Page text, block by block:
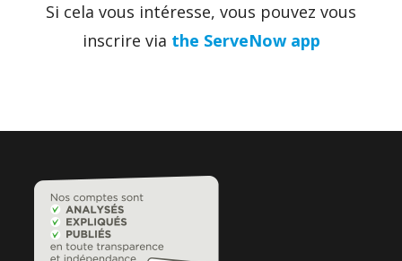
Si cela vous intéresse, vous pouvez vous
inscrire via the ServeNow app